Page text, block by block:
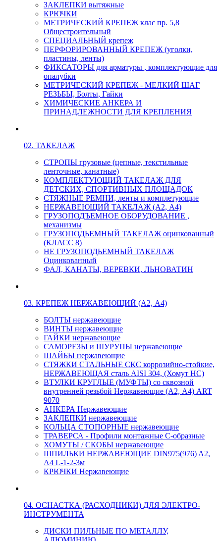
ЗАКЛЕПКИ вытяжные
КРЮЧКИ
МЕТРИЧЕСКИЙ КРЕПЕЖ клас пр. 5,8
Общестроительный
СПЕЦИАЛЬНЫЙ крепеж
ПЕРФОРИРОВАННЫЙ КРЕПЕЖ (уголки,
пластины, ленты)
ФИКСАТОРЫ для арматуры , комплектующие для
опалубки
МЕТРИЧЕСКИЙ КРЕПЕЖ - МЕЛКИЙ ШАГ
РЕЗЬБЫ, Болты, Гайки
ХИМИЧЕСКИЕ АНКЕРА И
ПРИНАДЛЕЖНОСТИ ДЛЯ КРЕПЛЕНИЯ
02. ТАКЕЛАЖ
СТРОПЫ грузовые (цепные, текстильные
ленточные, канатные)
КОМПЛЕКТУЮЩИЙ ТАКЕЛАЖ ДЛЯ
ДЕТСКИХ, СПОРТИВНЫХ ПЛОЩАДОК
СТЯЖНЫЕ РЕМНИ, ленты и комплетующие
НЕРЖАВЕЮЩИЙ ТАКЕЛАЖ (А2, А4)
ГРУЗОПОДЪЕМНОЕ ОБОРУДОВАНИЕ ,
механизмы
ГРУЗОПОДЬЕМНЫЙ ТАКЕЛАЖ оцинкованный
(КЛАСС 8)
НЕ ГРУЗОПОДЬЕМНЫЙ ТАКЕЛАЖ
Оцинкованный
ФАЛ, КАНАТЫ, ВЕРЕВКИ, ЛЬНОВАТИН
03. КРЕПЕЖ НЕРЖАВЕЮЩИЙ (А2, А4)
БОЛТЫ нержавеющие
ВИНТЫ нержавеющие
ГАЙКИ нержавеющие
САМОРЕЗЫ и ШУРУПЫ нержавеющие
ШАЙБЫ нержавеющие
СТЯЖКИ СТАЛЬНЫЕ СКС коррозийно-стойкие,
НЕРЖАВЕЮЩАЯ сталь AISI 304, (Хомут НС)
ВТУЛКИ КРУГЛЫЕ (МУФТЫ) со сквозной
внутренней резьбой Нержавеющие (А2, А4) ART
9070
АНКЕРА Нержавеющие
ЗАКЛЕПКИ нержавеющие
КОЛЬЦА СТОПОРНЫЕ нержавеющие
ТРАВЕРСА - Профили монтажные С-образные
ХОМУТЫ / СКОБЫ нержавеющие
ШПИЛЬКИ НЕРЖАВЕЮЩИЕ DIN975(976) A2,
А4 L-1-2-3м
КРЮЧКИ Нержавеющие
04. ОСНАСТКА (РАСХОДНИКИ) ДЛЯ ЭЛЕКТРО-
ИНСТРУМЕНТА
ДИСКИ ПИЛЬНЫЕ ПО МЕТАЛЛУ,